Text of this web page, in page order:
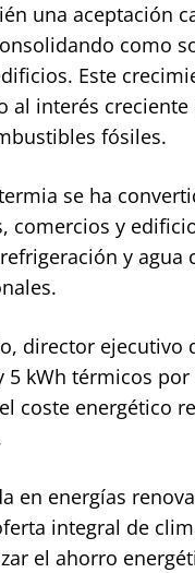
una aceptación
como
Este
al interés
fósiles.
se ha
comercios y
y
director
5 kWh térmicos
coste energético
en energías
integral de
el ahorro